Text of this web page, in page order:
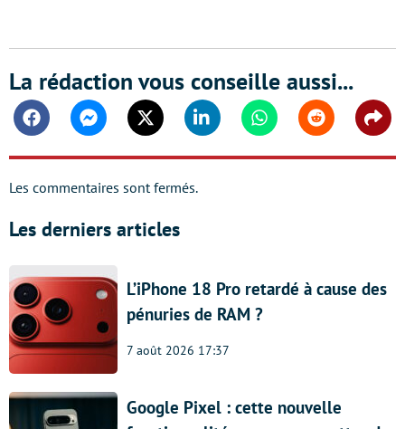
La rédaction vous conseille aussi...
FacebookMessengerTwitter Linkedin WhatsappReddit
Les commentaires sont fermés.
Les derniers articles
L’iPhone 18 Pro retardé à cause des
pénuries de RAM ?
7 août 2026 17:37
Google Pixel : cette nouvelle